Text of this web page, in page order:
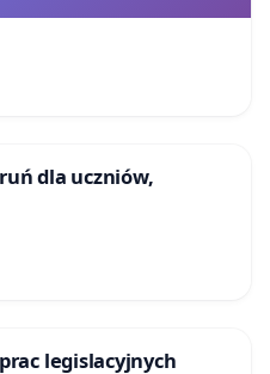
dla uczniów,
legislacyjnych